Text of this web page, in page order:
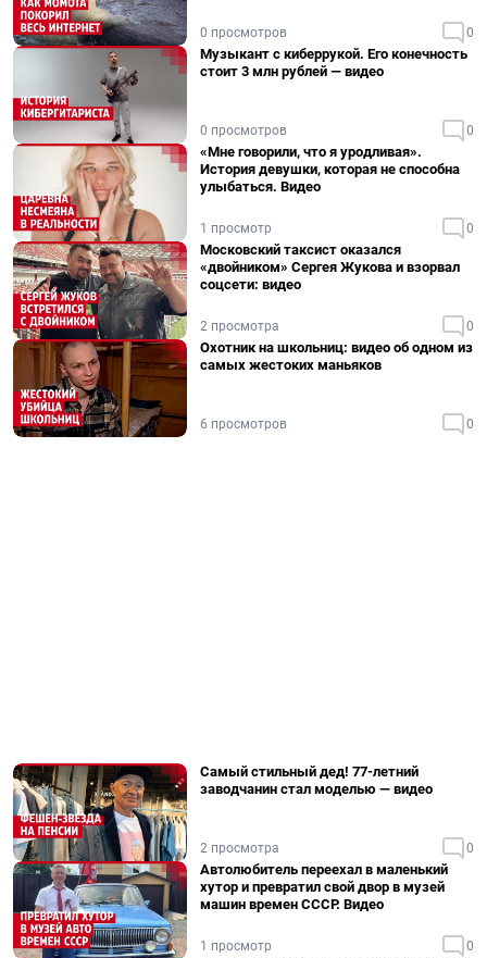
0 просмотров 0
Музыкант с киберрукой. Его конечность
стоит 3 млн рублей — видео
0 просмотров 0
«Мне говорили, что я уродливая».
История девушки, которая не способна
улыбаться. Видео
1 просмотр 0
Московский таксист оказался
«двойником» Сергея Жукова и взорвал
соцсети: видео
2 просмотра 0
Охотник на школьниц: видео об одном из
самых жестоких маньяков
6 просмотров 0
Самый стильный дед! 77-летний
заводчанин стал моделью — видео
2 просмотра 0
Автолюбитель переехал в маленький
хутор и превратил свой двор в музей
машин времен СССР. Видео
1 просмотр 0